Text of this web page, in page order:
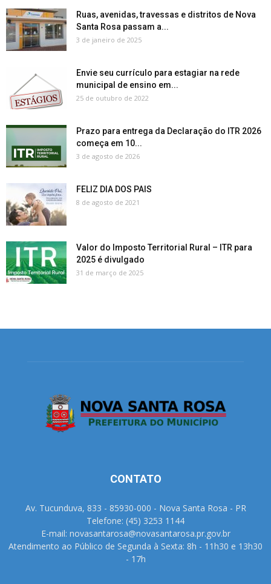
Ruas, avenidas, travessas e distritos de Nova
Santa Rosa passam a...
3 de janeiro de 2025
Envie seu currículo para estagiar na rede
municipal de ensino em...
25 de outubro de 2022
Prazo para entrega da Declaração do ITR 2026
começa em 10...
3 de agosto de 2026
FELIZ DIA DOS PAIS
8 de agosto de 2021
Valor do Imposto Territorial Rural – ITR para
2025 é divulgado
31 de março de 2025
CONTATO
Av. Tucunduva, 833 - 85930-000 - Nova Santa Rosa - PR
Telefone: (45) 3253 1144
E-mail: novasantarosa@novasantarosa.pr.gov.br
Atendimento ao Público de Segunda à Sexta: 8h - 11h30 e 13h30
- 17h